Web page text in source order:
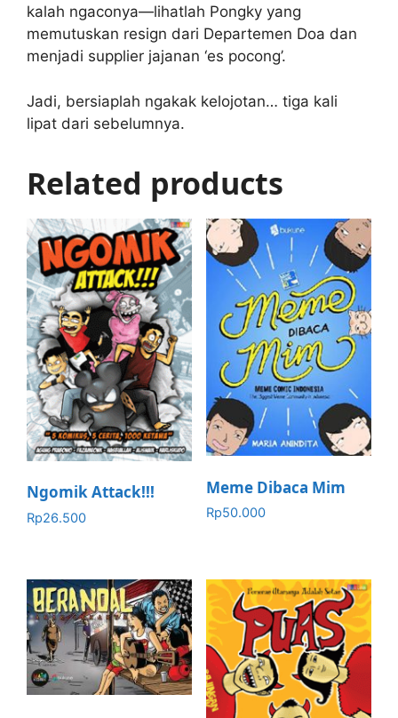
kalah ngaconya—lihatlah Pongky yang
memutuskan resign dari Departemen Doa dan
menjadi supplier jajanan ‘es pocong’.
Jadi, bersiaplah ngakak kelojotan… tiga kali
lipat dari sebelumnya.
Related products
Ngomik Attack!!!
Rp26.500
Meme Dibaca Mim
Rp50.000